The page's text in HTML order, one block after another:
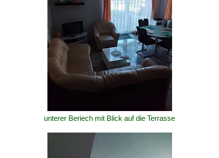
unterer Beriech mit Blick auf die Terrasse